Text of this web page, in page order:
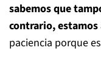
sabemos que
contrario, estamos
paciencia porque